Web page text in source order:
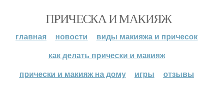
ПРИЧЕСКА И МАКИЯЖ
главная новости
виды макияжа и причесок
как делать прически и макияж
прически и макияж на дому
игры отзывы